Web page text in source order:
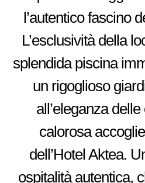
l’autentico fascino
L’esclusività della
splendida piscina
un rigoglioso
all’eleganza
calorosa
dell’Hotel Aktea.
ospitalità autentica,